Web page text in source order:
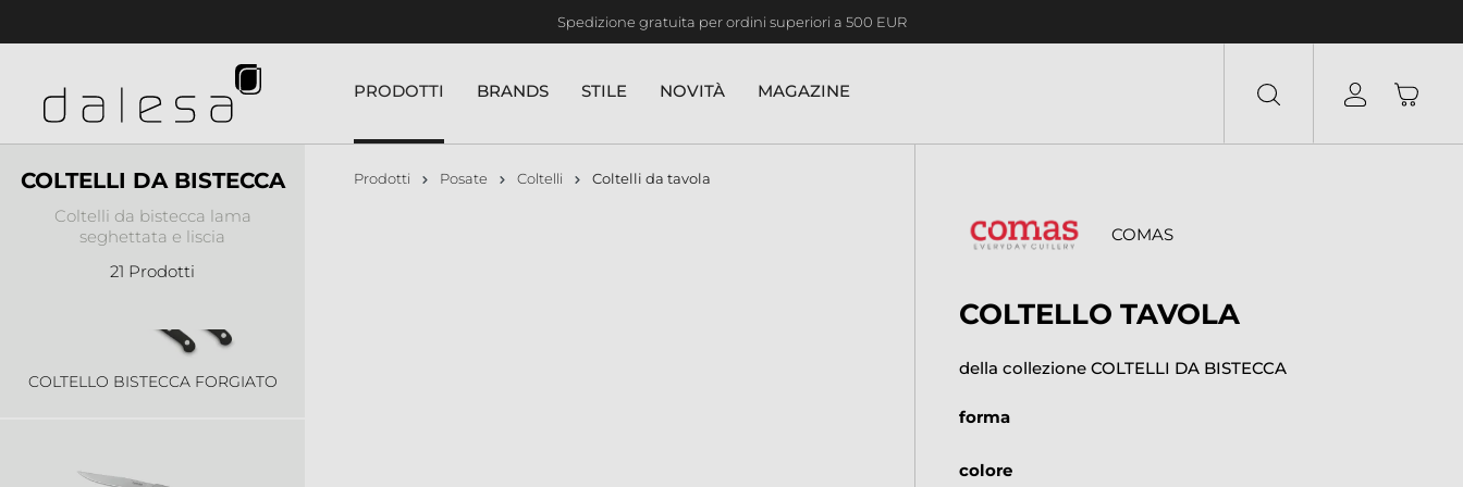
Spedizione gratuita per ordini superiori a 500 EUR
PRODOTTI BRANDS STILE NOVITÀ MAGAZINE
COLTELLI DA BISTECCA
Coltelli da bistecca lama
seghettata e liscia
21 Prodotti
COLTELLO BISTECCA ECO
COLTELLO BISTECCA FORGIATO
Prodotti Posate Coltelli Coltelli da tavola
COMAS
COLTELLO TAVOLA
della collezione COLTELLI DA BISTECCA
forma
colore